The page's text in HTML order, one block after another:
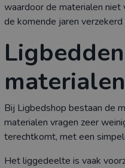
waardoor de materialen niet
de komende jaren
materialen
Bij Ligbedshop bestaan de
materialen vragen zeer
terechtkomt, met een
Het liggedeelte is vaak